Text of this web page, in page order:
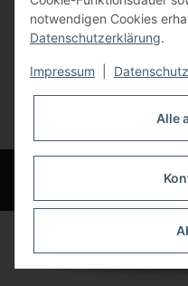
Vertrag widerrufen
* Alle Preise inkl. gesetzlicher USt.,
© Bauer-Systemtechnik GmbH
notwendigen Cookies
Datenschutzerklärung.
Impressum Datenschutz
Alle